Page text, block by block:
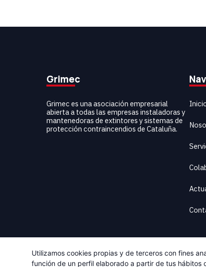
Grimec
Grimec es una asociación empresarial
abierta a todas las empresas instaladoras y
mantenedoras de extintores y sistemas de
protección contraincendios de Cataluña.
Desarrollado porDeparaula
Utilizamos cookies propias y de terceros con fines
función de un perfil elaborado a partir de tus